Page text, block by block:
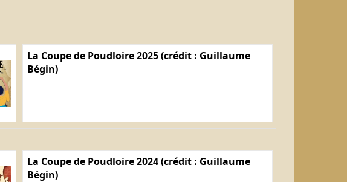
La Coupe de Poudloire 2025 (crédit : Guillaume
Bégin)
La Coupe de Poudloire 2024 (crédit : Guillaume
Bégin)